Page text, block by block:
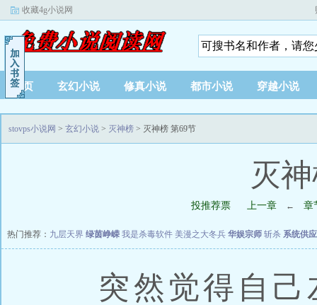
收藏4g小说网
首页 玄幻小说 修真小说 都市小说 穿越小说
stovps小说网 > 玄幻小说 > 灭神榜 > 灭神榜 第69节
灭
投推荐票 上一章 ← 章
热门推荐： 九层天界 绿茵峥嵘 我是杀毒软件 美漫之大冬兵 华娱宗师 斩杀 系统供
突然觉得自己